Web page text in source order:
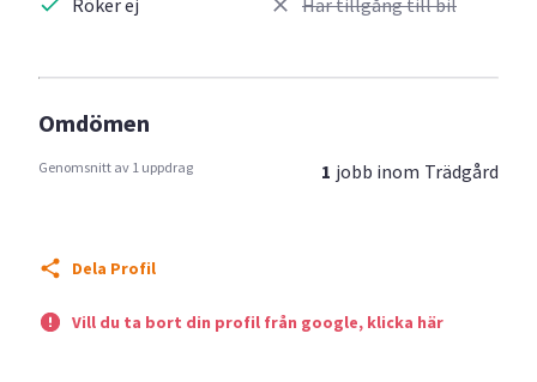
Röker ej Har tillgång till bil
Omdömen
Genomsnitt av 1 uppdrag 1 jobb inom Trädgård
Dela Profil
Vill du ta bort din profil från google, klicka här